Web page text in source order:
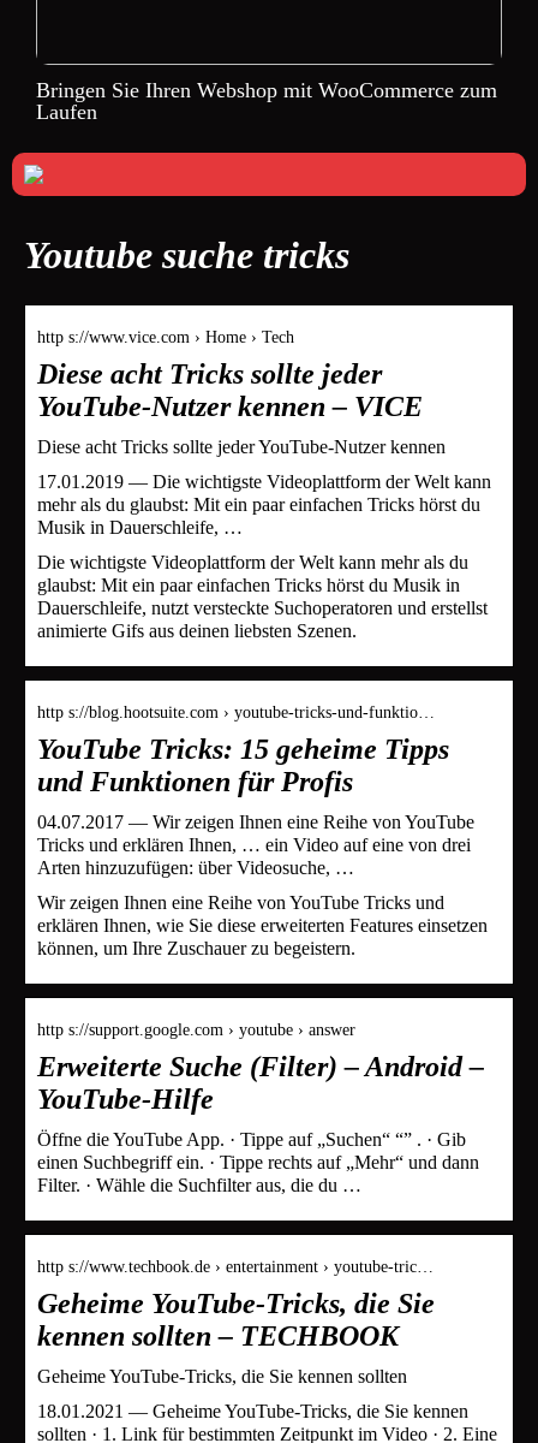
Bringen Sie Ihren Webshop mit WooCommerce zum
Laufen
Youtube suche tricks
http s://www.vice.com › Home › Tech
Diese acht Tricks sollte jeder
YouTube-Nutzer kennen – VICE
Diese acht Tricks sollte jeder YouTube-Nutzer kennen
17.01.2019 — Die wichtigste Videoplattform der Welt kann
mehr als du glaubst: Mit ein paar einfachen Tricks hörst du
Musik in Dauerschleife, …
Die wichtigste Videoplattform der Welt kann mehr als du
glaubst: Mit ein paar einfachen Tricks hörst du Musik in
Dauerschleife, nutzt versteckte Suchoperatoren und erstellst
animierte Gifs aus deinen liebsten Szenen.
http s://blog.hootsuite.com › youtube-tricks-und-funktio…
YouTube Tricks: 15 geheime Tipps
und Funktionen für Profis
04.07.2017 — Wir zeigen Ihnen eine Reihe von YouTube
Tricks und erklären Ihnen, … ein Video auf eine von drei
Arten hinzuzufügen: über Videosuche, …
Wir zeigen Ihnen eine Reihe von YouTube Tricks und
erklären Ihnen, wie Sie diese erweiterten Features einsetzen
können, um Ihre Zuschauer zu begeistern.
http s://support.google.com › youtube › answer
Erweiterte Suche (Filter) – Android –
YouTube-Hilfe
Öffne die YouTube App. · Tippe auf „Suchen“ “” . · Gib
einen Suchbegriff ein. · Tippe rechts auf „Mehr“ und dann
Filter. · Wähle die Suchfilter aus, die du …
http s://www.techbook.de › entertainment › youtube-tric…
Geheime YouTube-Tricks, die Sie
kennen sollten – TECHBOOK
Geheime YouTube-Tricks, die Sie kennen sollten
18.01.2021 — Geheime YouTube-Tricks, die Sie kennen
sollten · 1. Link für bestimmten Zeitpunkt im Video · 2. Eine